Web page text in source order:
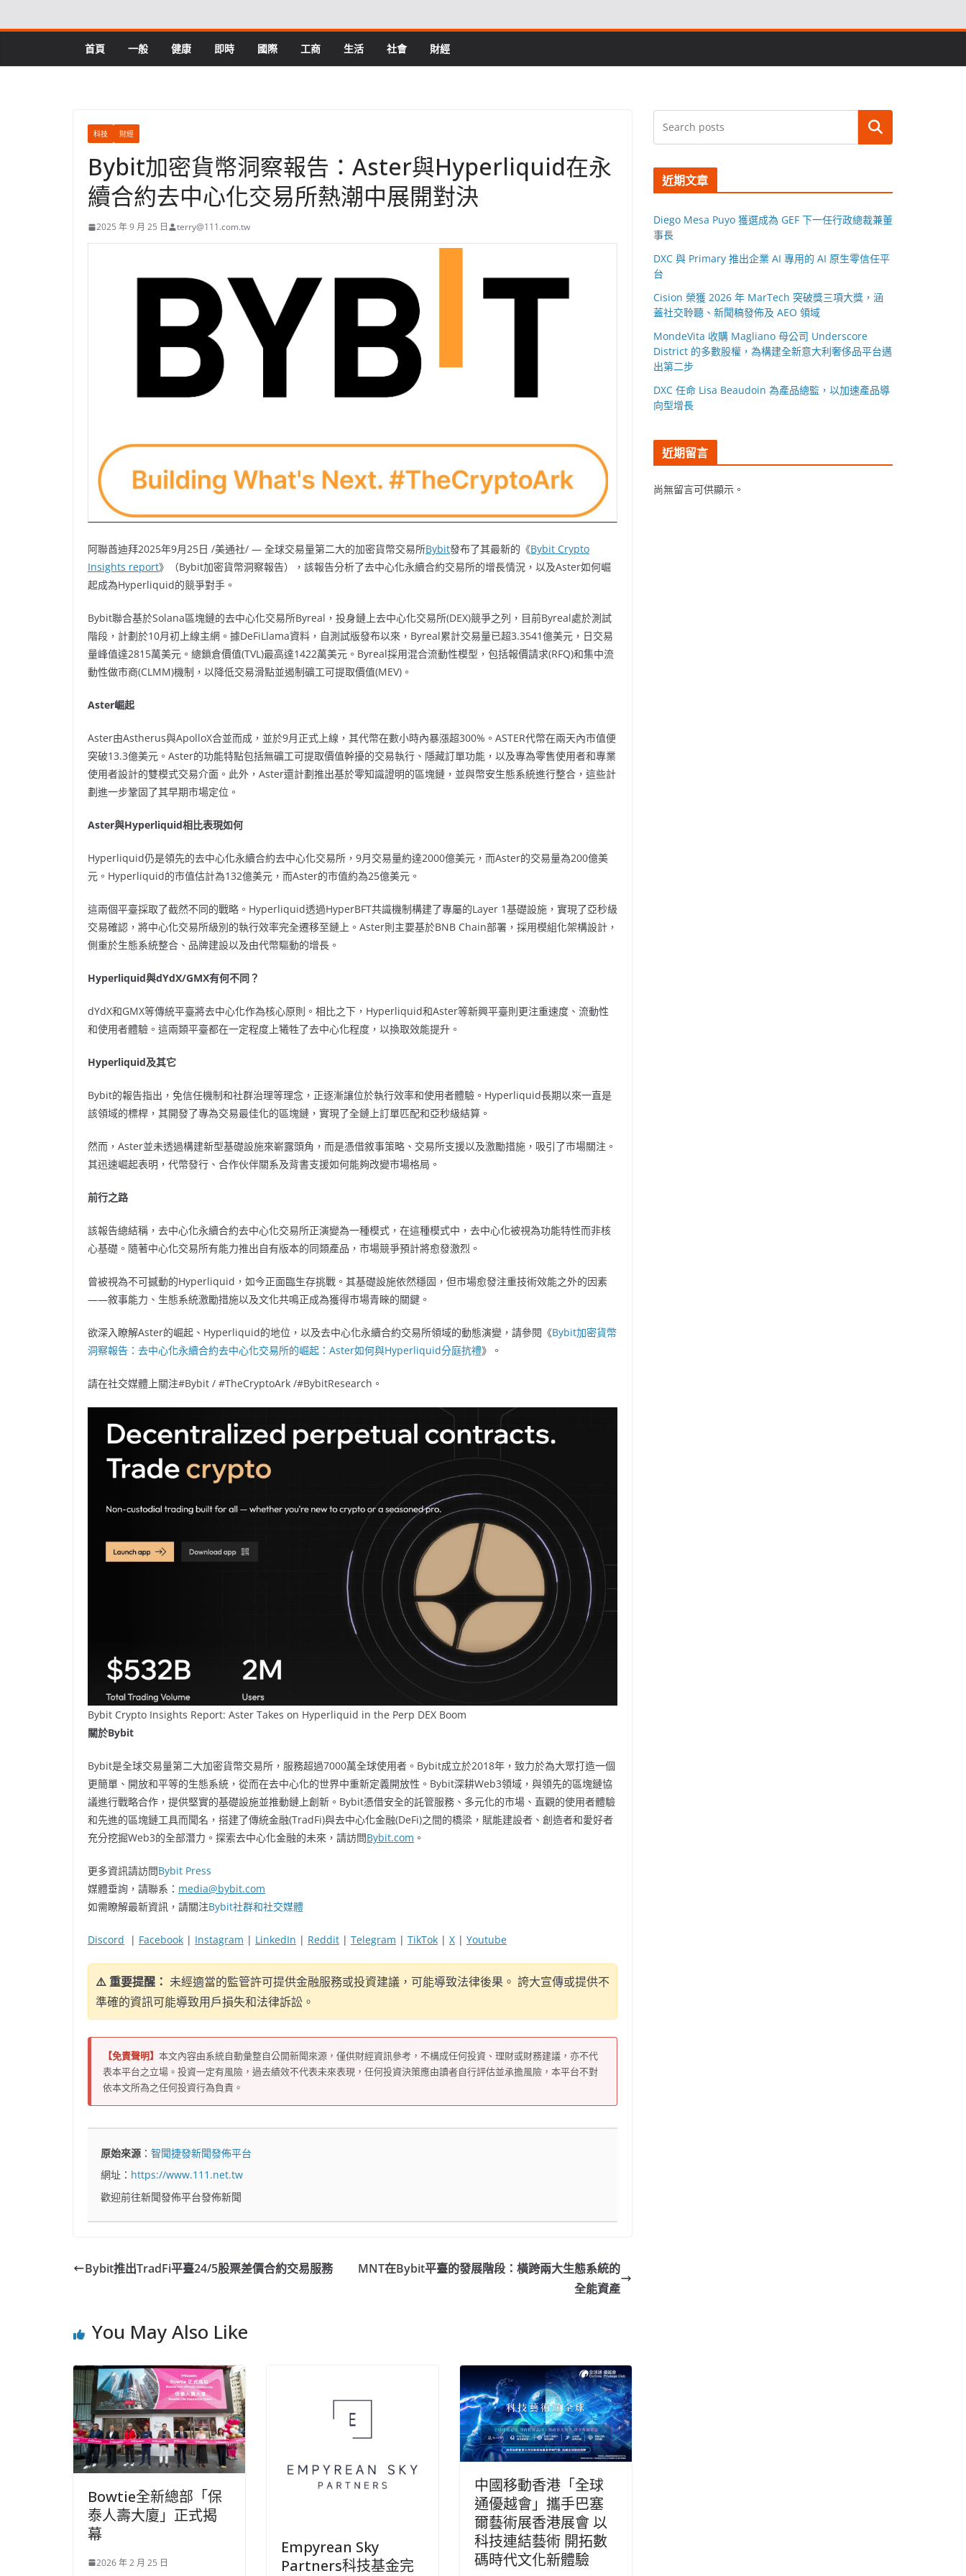
to
首頁 一般 健康 即時 國際 工商 生活 社會 財經
科技 財經
Bybit加密貨幣洞察報告：Aster與Hyperliquid在永
續合約去中心化交易所熱潮中展開對決
2025 年 9 月 25 日 terry@111.com.tw
阿聯酋迪拜2025年9月25日 /美通社/ — 全球交易量第二大的加密貨幣交易所Bybit發布了其最新的《Bybit Crypto
Insights report》（Bybit加密貨幣洞察報告），該報告分析了去中心化永續合約交易所的增長情況，以及Aster如何崛
起成為Hyperliquid的競爭對手。
Bybit聯合基於Solana區塊鏈的去中心化交易所Byreal，投身鏈上去中心化交易所(DEX)競爭之列，目前Byreal處於測試
階段，計劃於10月初上線主網。據DeFiLlama資料，自測試版發布以來，Byreal累計交易量已超3.3541億美元，日交易
量峰值達2815萬美元。總鎖倉價值(TVL)最高達1422萬美元。Byreal採用混合流動性模型，包括報價請求(RFQ)和集中流
動性做市商(CLMM)機制，以降低交易滑點並遏制礦工可提取價值(MEV)。
Aster崛起
Aster由Astherus與ApolloX合並而成，並於9月正式上線，其代幣在數小時內暴漲超300%。ASTER代幣在兩天內市值便
突破13.3億美元。Aster的功能特點包括無礦工可提取價值幹擾的交易執行、隱藏訂單功能，以及專為零售使用者和專業
使用者設計的雙模式交易介面。此外，Aster還計劃推出基於零知識證明的區塊鏈，並與幣安生態系統進行整合，這些計
劃進一步鞏固了其早期市場定位。
Aster與Hyperliquid相比表現如何
Hyperliquid仍是領先的去中心化永續合約去中心化交易所，9月交易量約達2000億美元，而Aster的交易量為200億美
元。Hyperliquid的市值估計為132億美元，而Aster的市值約為25億美元。
這兩個平臺採取了截然不同的戰略。Hyperliquid透過HyperBFT共識機制構建了專屬的Layer 1基礎設施，實現了亞秒級
交易確認，將中心化交易所級別的執行效率完全遷移至鏈上。Aster則主要基於BNB Chain部署，採用模組化架構設計，
側重於生態系統整合、品牌建設以及由代幣驅動的增長。
Hyperliquid與dYdX/GMX有何不同？
dYdX和GMX等傳統平臺將去中心化作為核心原則。相比之下，Hyperliquid和Aster等新興平臺則更注重速度、流動性
和使用者體驗。這兩類平臺都在一定程度上犧牲了去中心化程度，以換取效能提升。
Hyperliquid及其它
Bybit的報告指出，免信任機制和社群治理等理念，正逐漸讓位於執行效率和使用者體驗。Hyperliquid長期以來一直是
該領域的標桿，其開發了專為交易最佳化的區塊鏈，實現了全鏈上訂單匹配和亞秒級結算。
然而，Aster並未透過構建新型基礎設施來嶄露頭角，而是憑借敘事策略、交易所支援以及激勵措施，吸引了市場關注。
其迅速崛起表明，代幣發行、合作伙伴關系及背書支援如何能夠改變市場格局。
前行之路
該報告總結稱，去中心化永續合約去中心化交易所正演變為一種模式，在這種模式中，去中心化被視為功能特性而非核
心基礎。隨著中心化交易所有能力推出自有版本的同類產品，市場競爭預計將愈發激烈。
曾被視為不可撼動的Hyperliquid，如今正面臨生存挑戰。其基礎設施依然穩固，但市場愈發注重技術效能之外的因素
——敘事能力、生態系統激勵措施以及文化共鳴正成為獲得市場青睞的關鍵。
欲深入瞭解Aster的崛起、Hyperliquid的地位，以及去中心化永續合約交易所領域的動態演變，請參閱《Bybit加密貨幣
洞察報告：去中心化永續合約去中心化交易所的崛起：Aster如何與Hyperliquid分庭抗禮》。
請在社交媒體上關注#Bybit / #TheCryptoArk /#BybitResearch。
Bybit Crypto Insights Report: Aster Takes on Hyperliquid in the Perp DEX Boom
關於Bybit
Bybit是全球交易量第二大加密貨幣交易所，服務超過7000萬全球使用者。Bybit成立於2018年，致力於為大眾打造一個
更簡單、開放和平等的生態系統，從而在去中心化的世界中重新定義開放性。Bybit深耕Web3領域，與領先的區塊鏈協
議進行戰略合作，提供堅實的基礎設施並推動鏈上創新。Bybit憑借安全的託管服務、多元化的市場、直觀的使用者體驗
和先進的區塊鏈工具而聞名，搭建了傳統金融(TradFi)與去中心化金融(DeFi)之間的橋梁，賦能建設者、創造者和愛好者
充分挖掘Web3的全部潛力。探索去中心化金融的未來，請訪問Bybit.com 。
更多資訊請訪問Bybit Press
媒體垂詢，請聯系： media@bybit.com
如需瞭解最新資訊，請關注Bybit社群和社交媒體
Discord | Facebook | Instagram | LinkedIn | Reddit | Telegram | TikTok | X | Youtube
⚠️ 重要提醒： 未經適當的監管許可提供金融服務或投資建議，可能導致法律後果。 誇大宣傳或提供不
準確的資訊可能導致用戶損失和法律訴訟。
【免責聲明】 本文內容由系統自動彙整自公開新聞來源，僅供財經資訊參考，不構成任何投資、理財或財務建議，亦不代
表本平台之立場。投資一定有風險，過去績效不代表未來表現，任何投資決策應由讀者自行評估並承擔風險，本平台不對
依本文所為之任何投資行為負責。
原始來源 ：智聞捷發新聞發佈平台
網址： https://www.111.net.tw
歡迎前往新聞發佈平台發佈新聞
Bybit推出TradFi平臺24/5股票差價合約交易服務
MNT在Bybit平臺的發展階段：橫跨兩大生態系統的
全能資產
You May Also Like
Bowtie全新總部「保
泰人壽大廈」正式揭
幕
2026 年 2 月 25 日
Empyrean Sky
Partners科技基金完
中國移動香港「全球
通優越會」攜手巴塞
爾藝術展香港展會 以
科技連結藝術 開拓數
碼時代文化新體驗
搜尋
近期文章
Diego Mesa Puyo 獲選成為 GEF 下一任行政總裁兼董
事長
DXC 與 Primary 推出企業 AI 專用的 AI 原生零信任平
台
Cision 榮獲 2026 年 MarTech 突破獎三項大獎，涵
蓋社交聆聽、新聞稿發佈及 AEO 領域
MondeVita 收購 Magliano 母公司 Underscore
District 的多數股權，為構建全新意大利奢侈品平台邁
出第二步
DXC 任命 Lisa Beaudoin 為產品總監，以加速產品導
向型增長
近期留言
尚無留言可供顯示。